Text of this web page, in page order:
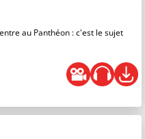
au Panthéon : c'est le sujet